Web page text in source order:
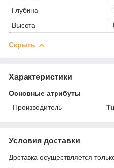
Глубина
Высота
Скрыть
Характеристики
Основные атрибуты
Производитель
Условия доставки
Доставка осуществляется